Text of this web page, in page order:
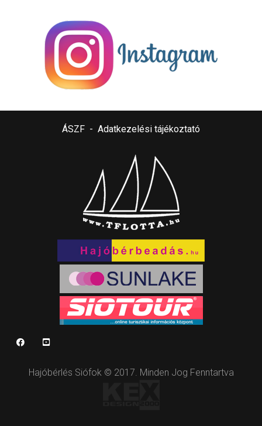
ÁSZF - Adatkezelési tájékoztató
Hajóbérlés Siófok © 2017. Minden Jog Fenntartva